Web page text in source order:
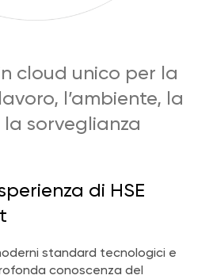
cloud unico per la
l’ambiente, la
sorveglianza
di HSE
standard tecnologici e
conoscenza del